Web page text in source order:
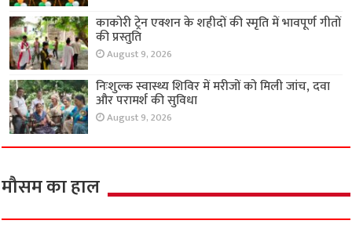
काकोरी ट्रेन एक्शन के शहीदों की स्मृति में भावपूर्ण गीतों
की प्रस्तुति
August 9, 2026
निःशुल्क स्वास्थ्य शिविर में मरीजों को मिली जांच, दवा
और परामर्श की सुविधा
August 9, 2026
मौसम का हाल